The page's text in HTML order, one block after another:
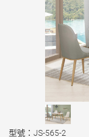
型號：JS-565-2